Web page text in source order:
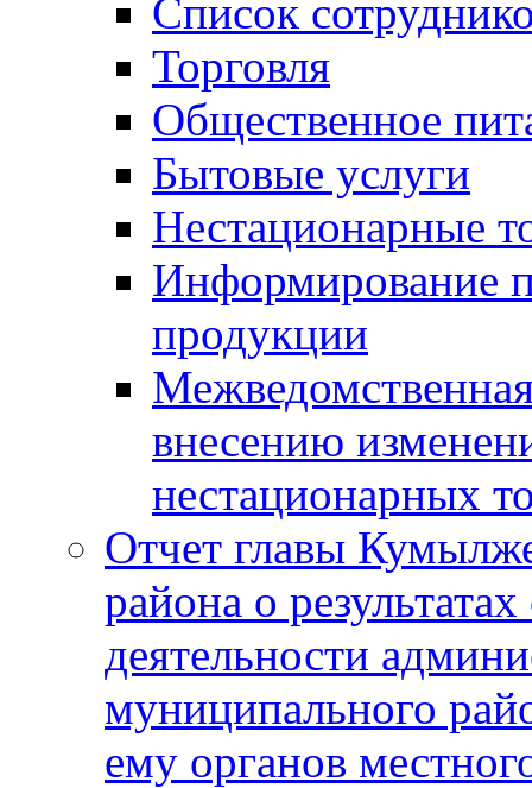
Список
Торговля
Общественное
Бытовые услуги
Нестационарные
Информирование
продукции
внесению
нестационарных
Отчет главы
района о
деятельности
муниципального
ему органов